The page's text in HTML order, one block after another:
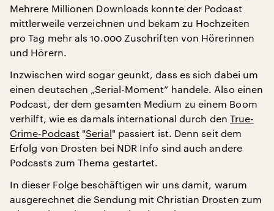
Mehrere Millionen Downloads konnte der Podcast
mittlerweile verzeichnen und bekam zu Hochzeiten
pro Tag mehr als 10.000 Zuschriften von Hörerinnen
und Hörern.
Inzwischen wird sogar geunkt, dass es sich dabei um
einen deutschen „Serial-Moment“ handele. Also einen
Podcast, der dem gesamten Medium zu einem Boom
verhilft, wie es damals international durch den True-
Crime-Podcast "Serial" passiert ist. Denn seit dem
Erfolg von Drosten bei NDR Info sind auch andere
Podcasts zum Thema gestartet.
In dieser Folge beschäftigen wir uns damit, warum
ausgerechnet die Sendung mit Christian Drosten zum